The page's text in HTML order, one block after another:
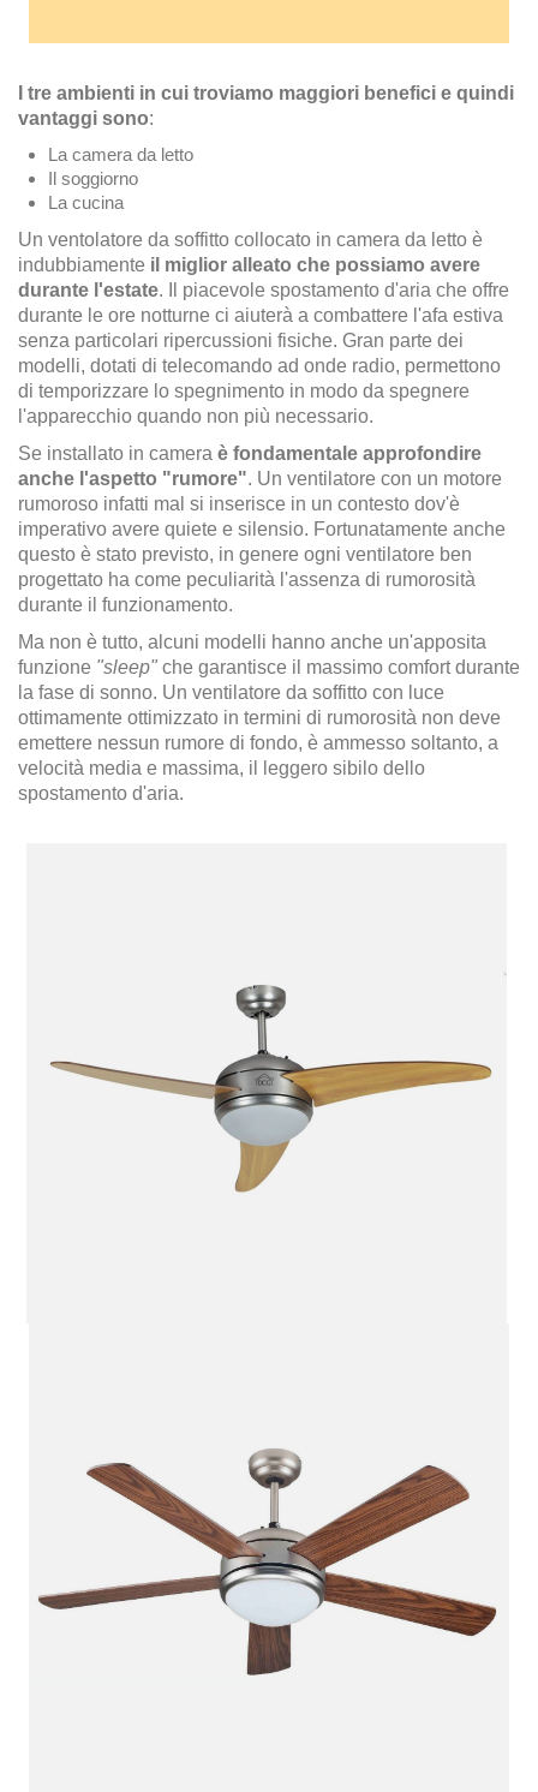
I tre ambienti in cui troviamo maggiori benefici e quindi
vantaggi sono:
La camera da letto
Il soggiorno
La cucina
Un ventolatore da soffitto collocato in camera da letto è
indubbiamente il miglior alleato che possiamo avere
durante l'estate. Il piacevole spostamento d'aria che offre
durante le ore notturne ci aiuterà a combattere l'afa estiva
senza particolari ripercussioni fisiche. Gran parte dei
modelli, dotati di telecomando ad onde radio, permettono
di temporizzare lo spegnimento in modo da spegnere
l'apparecchio quando non più necessario.
Se installato in camera è fondamentale approfondire
anche l'aspetto "rumore". Un ventilatore con un motore
rumoroso infatti mal si inserisce in un contesto dov'è
imperativo avere quiete e silensio. Fortunatamente anche
questo è stato previsto, in genere ogni ventilatore ben
progettato ha come peculiarità l'assenza di rumorosità
durante il funzionamento.
Ma non è tutto, alcuni modelli hanno anche un'apposita
funzione "sleep" che garantisce il massimo comfort durante
la fase di sonno. Un ventilatore da soffitto con luce
ottimamente ottimizzato in termini di rumorosità non deve
emettere nessun rumore di fondo, è ammesso soltanto, a
velocità media e massima, il leggero sibilo dello
spostamento d'aria.